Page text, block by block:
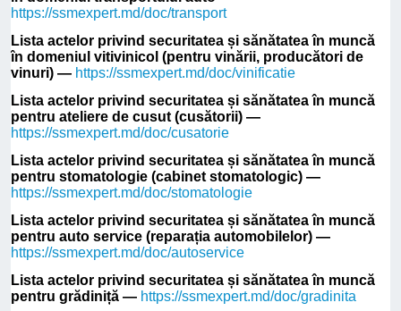
https://ssmexpert.md/doc/transport
Lista actelor privind securitatea și sănătatea în muncă
în domeniul vitivinicol (pentru vinării, producători de
vinuri) — https://ssmexpert.md/doc/vinificatie
Lista actelor privind securitatea și sănătatea în muncă
pentru ateliere de cusut (cusătorii) —
https://ssmexpert.md/doc/cusatorie
Lista actelor privind securitatea și sănătatea în muncă
pentru stomatologie (cabinet stomatologic) —
https://ssmexpert.md/doc/stomatologie
Lista actelor privind securitatea și sănătatea în muncă
pentru auto service (reparația automobilelor) —
https://ssmexpert.md/doc/autoservice
Lista actelor privind securitatea și sănătatea în muncă
pentru grădiniță — https://ssmexpert.md/doc/gradinita